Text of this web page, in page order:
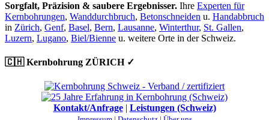
Sorgfalt, Präzision & saubere Ergebnisser. Ihre Experten für
Kernbohrungen, Wanddurchbruch, Betonschneiden u. Handabbruch
in Zürich, Genf, Basel, Bern, Lausanne, Winterthur, St. Gallen,
Luzern, Lugano, Biel/Bienne u. weitere Orte in der Schweiz.
🇨🇭 Kernbohrung ZÜRICH ✓
Kontakt/Anfrage| Leistungen (Schweiz)